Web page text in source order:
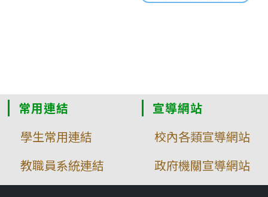
常用連結
學生常用連結
教職員系統連結
宣導網站
校內各類宣導網站
政府機關宣導網站